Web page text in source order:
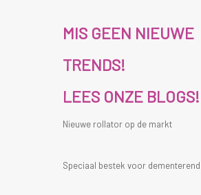
MIS GEEN NIEUWE
TRENDS!
LEES ONZE BLOGS!
Nieuwe rollator op de markt
Speciaal bestek voor